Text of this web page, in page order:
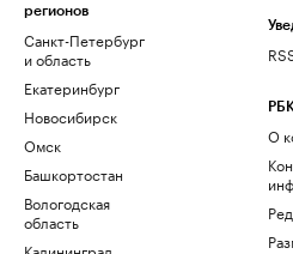
регионов
Санкт-Петербург
и область
Екатеринбург
Новосибирск
Омск
Башкортостан
Вологодская
область
О